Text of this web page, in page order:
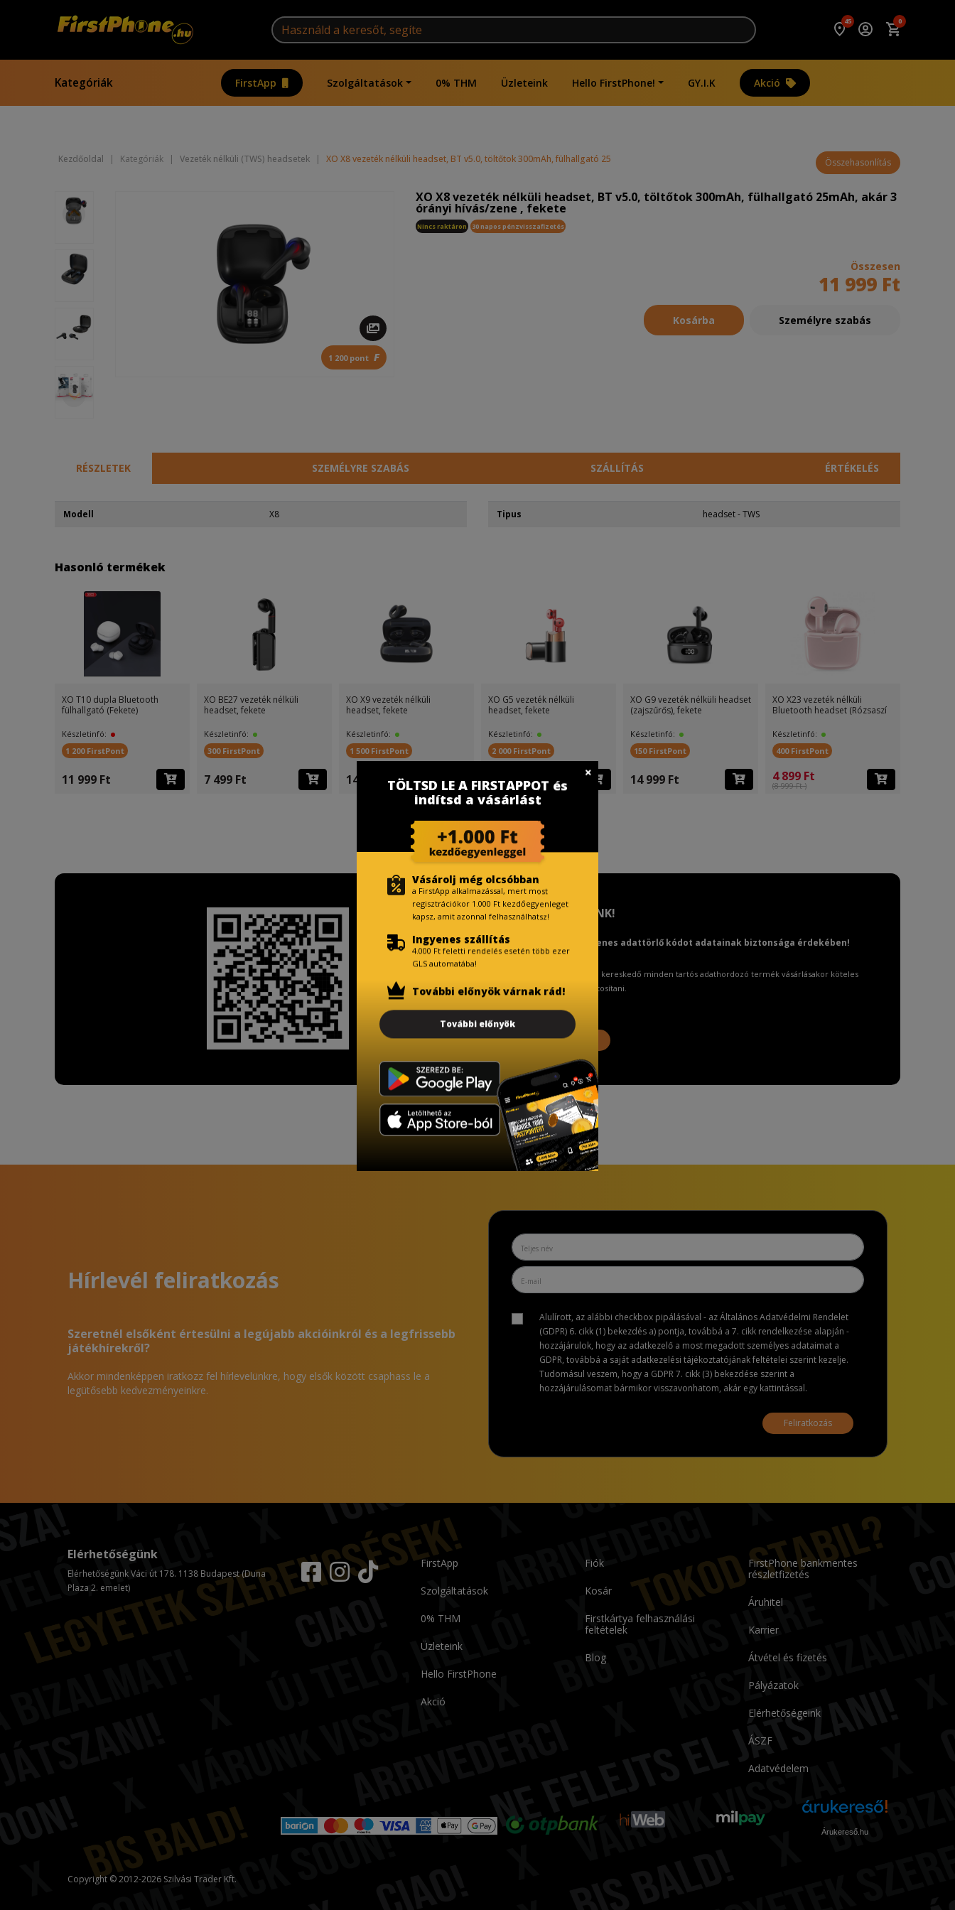
45 0
Kategóriák FirstApp Szolgáltatások 0% THM Üzleteink Hello FirstPhone! GY.I.K Akció
Kezdőoldal | Kategóriák | Vezeték nélküli (TWS) headsetek | XO X8 vezeték nélküli headset, BT v5.0, töltőtok 300mAh, fülhallgató 25mAh, akár 3 órányi hívás/zene , fekete Összehasonlítás
1 200 pont F
XO X8 vezeték nélküli headset, BT v5.0, töltőtok 300mAh, fülhallgató 25mAh, akár 3
órányi hívás/zene , fekete
Nincs raktáron 30 napos pénzvisszafizetés
Összesen
11 999 Ft
Személyre szabás
Kosárba
RÉSZLETEK SZEMÉLYRE SZABÁS SZÁLLÍTÁS ÉRTÉKELÉS
Modell X8 Tipus headset - TWS
Hasonló termékek
XO T10 dupla Bluetooth
fülhallgató (Fekete)
Készletinfó:
1 200 FirstPont
11 999 Ft
XO BE27 vezeték nélküli
headset, fekete
Készletinfó:
300 FirstPont
7 499 Ft
XO X9 vezeték nélküli
headset, fekete
Készletinfó:
1 500 FirstPont
14 999 Ft
XO G5 vezeték nélküli
headset, fekete
Készletinfó:
2 000 FirstPont
9 999 Ft
XO G9 vezeték nélküli headset
(zajszűrős), fekete
Készletinfó:
150 FirstPont
14 999 Ft
XO X23 vezeték nélküli
Bluetooth headset (Rózsaszí
Készletinfó:
400 FirstPont
4 899 Ft
(8 999 Ft )
TISZTELT VÁSÁRLÓNK!
Fizetésnél kérje az ingyenes adattörlő kódot adatainak biztonsága érdekében!
A Kormány döntése alapján a kereskedő minden tartós adathordozó termék vásárlásakor köteles
ingyenes adattörlő kódot biztosítani.
További információ
Hírlevél feliratkozás
Szeretnél elsőként értesülni a legújabb akcióinkról és a legfrissebb
játékhírekről?
Akkor mindenképpen iratkozz fel hírlevelünkre, hogy elsők között csaphass le a
legütősebb kedvezményeinkre.
Alulírott, az alábbi checkbox pipálásával - az Általános Adatvédelmi Rendelet
(GDPR) 6. cikk (1) bekezdés a) pontja, továbbá a 7. cikk rendelkezése alapján -
hozzájárulok, hogy az adatkezelő a most megadott személyes adataimat a
GDPR, továbbá a saját adatkezelési tájékoztatójának feltételei szerint kezelje.
Tudomásul veszem, hogy a GDPR 7. cikk (3) bekezdése szerint a
hozzájárulásomat bármikor visszavonhatom, akár egy kattintással.
Feliratkozás
FirstApp
Szolgáltatások
0% THM
Üzleteink
Hello FirstPhone
Akció
Fiók
Kosár
Firstkártya felhasználási
feltételek
Blog
FirstPhone bankmentes
részletfizetés
Áruhitel
Karrier
Átvétel és fizetés
Pályázatok
Elérhetőségeink
ÁSZF
Adatvédelem
Elérhetőségünk
Elérhetőségünk Váci út 178. 1138 Budapest (Duna
Plaza 2. emelet)
Árukereső.hu
Copyright © 2012-2026 Szilvási Trader Kft.
TÖLTSD LE A FIRSTAPPOT és
indítsd a vásárlást
Vásárolj még olcsóbban
a FirstApp alkalmazással, mert most
regisztrációkor 1.000 Ft kezdőegyenleget
kapsz, amit azonnal felhasználhatsz!
Ingyenes szállítás
4.000 Ft feletti rendelés esetén több ezer
GLS automatába!
További előnyök várnak rád!
További előnyök